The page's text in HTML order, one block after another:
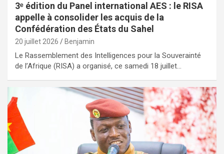
3ᵉ édition du Panel international AES : le RISA
appelle à consolider les acquis de la
Confédération des États du Sahel
20 juillet 2026 Benjamin
Le Rassemblement des Intelligences pour la Souverainté
de l’Afrique (RISA) a organisé, ce samedi 18 juillet…